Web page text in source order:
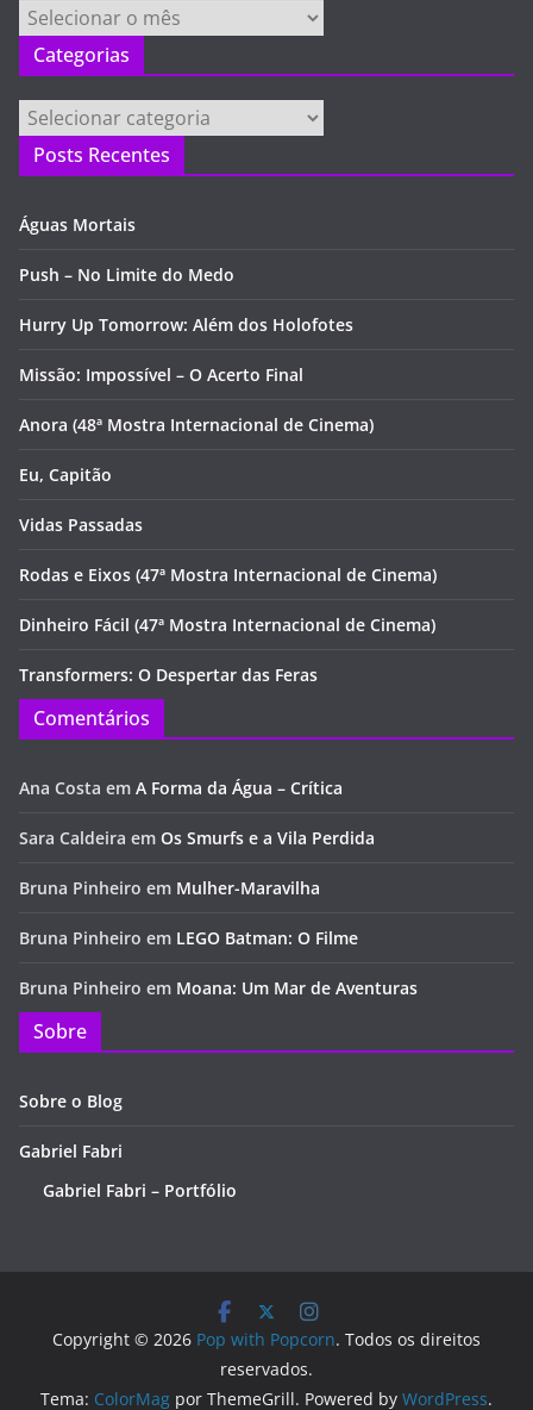
Arquivos
Categorias
Categorias
Posts Recentes
Águas Mortais
Push – No Limite do Medo
Hurry Up Tomorrow: Além dos Holofotes
Missão: Impossível – O Acerto Final
Anora (48ª Mostra Internacional de Cinema)
Eu, Capitão
Vidas Passadas
Rodas e Eixos (47ª Mostra Internacional de Cinema)
Dinheiro Fácil (47ª Mostra Internacional de Cinema)
Transformers: O Despertar das Feras
Comentários
Ana Costa em A Forma da Água – Crítica
Sara Caldeira em Os Smurfs e a Vila Perdida
Bruna Pinheiro em Mulher-Maravilha
Bruna Pinheiro em LEGO Batman: O Filme
Bruna Pinheiro em Moana: Um Mar de Aventuras
Sobre
Sobre o Blog
Gabriel Fabri
Gabriel Fabri – Portfólio
Copyright © 2026 Pop with Popcorn. Todos os direitos
reservados.
Tema: ColorMag por ThemeGrill. Powered by WordPress.